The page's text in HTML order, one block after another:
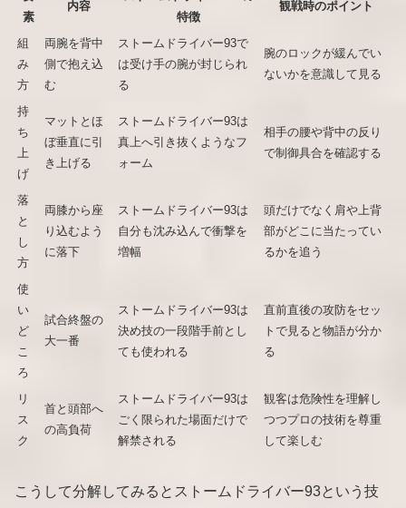
素
内容
特徴
観戦時のポイント
組
み
方
両腕を背中
側で抱え込
む
ストームドライバー93で
は受け手の腕が封じられ
る
腕のロックが緩んでい
ないかを意識して見る
持
ち
上
げ
マットとほ
ぼ垂直に引
き上げる
ストームドライバー93は
真上へ引き抜くようなフ
ォーム
相手の腰や背中の反り
で制御具合を確認する
落
と
し
方
両膝から座
り込むよう
に落下
ストームドライバー93は
自分も沈み込んで衝撃を
増幅
頭だけでなく肩や上背
部がどこに当たってい
るかを追う
使
い
ど
こ
ろ
試合終盤の
大一番
ストームドライバー93は
決め技の一段階手前とし
ても使われる
直前直後の攻防をセッ
トで見ると物語が分か
る
リ
ス
ク
首と頭部へ
の高負荷
ストームドライバー93は
ごく限られた場面だけで
解禁される
観客は危険性を理解し
つつプロの技術を尊重
して楽しむ
こうして分解してみるとストームドライバー93という技